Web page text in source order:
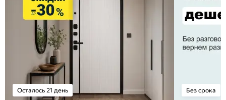
Осталось 21 день Без срока